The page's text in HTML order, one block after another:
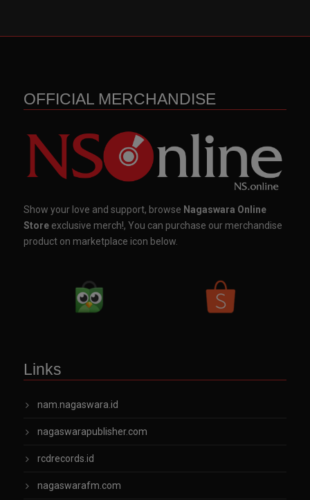
OFFICIAL MERCHANDISE
Show your love and support, browse Nagaswara Online
Store exclusive merch!, You can purchase our merchandise
product on marketplace icon below.
Links
nam.nagaswara.id
nagaswarapublisher.com
rcdrecords.id
nagaswarafm.com